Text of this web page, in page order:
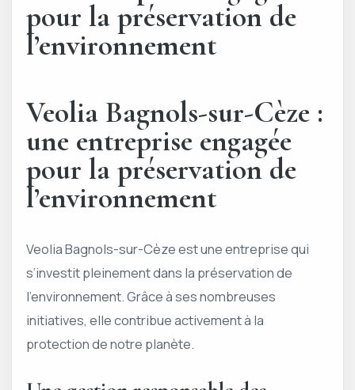
pour la préservation de
l’environnement
Veolia Bagnols-sur-Cèze :
une entreprise engagée
pour la préservation de
l’environnement
Veolia Bagnols-sur-Cèze est une entreprise qui
s’investit pleinement dans la préservation de
l’environnement. Grâce à ses nombreuses
initiatives, elle contribue activement à la
protection de notre planète.